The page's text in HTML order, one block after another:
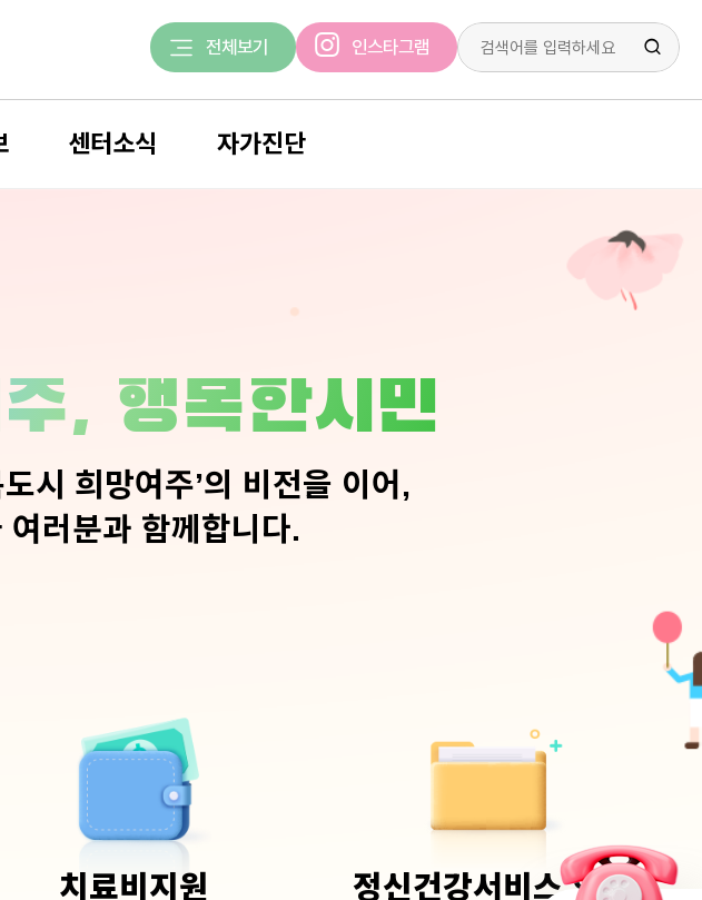
전체보기 인스타그램
센터소식
채용정보
자가진단
스트레스
알코올 의존
아동정신건강
, 행복한시민
시 희망여주’의 비전을 이어,
러분과 함께합니다.
치료비지원 정신건강서비스 의뢰
뉴